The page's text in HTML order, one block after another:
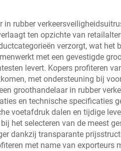
in rubber
ten opzichte van
verzorgt, wat
met een gevestigde
levert. Kopers profiteren
met ondersteuning bij
groothandelaar in rubber
en technische specificaties
voetafdruk dalen en tijdige
het selecteren van de meest
dankzij transparante
met name van